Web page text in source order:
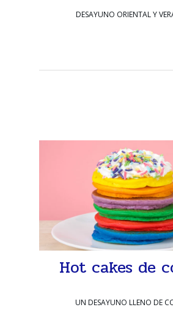
DESAYUNO ORIENTAL Y
Hot cakes de
UN DESAYUNO LLENO DE